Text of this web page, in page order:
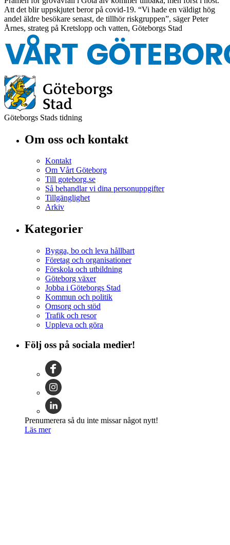
Att det blir uppskjutet beror på covid-19. “Vi hade en väldigt hög
andel äldre besökare senast, de tillhör riskgruppen”, säger Peter
Årnes, strateg på Kretslopp och vatten, Göteborgs Stad
Göteborgs Stads tidning
Om oss och kontakt
Kontakt
Om Vårt Göteborg
Till goteborg.se
Så behandlar vi dina personuppgifter
Tillgänglighet
Arkiv
Kategorier
Bygga, bo och leva hållbart
Företag och organisationer
Förskola och utbildning
Göteborg växer
Jobba i Göteborgs Stad
Kommun och politik
Omsorg och stöd
Trafik och resor
Uppleva och göra
Följ oss på sociala medier!
Prenumerera så du inte missar något nytt!
Läs mer